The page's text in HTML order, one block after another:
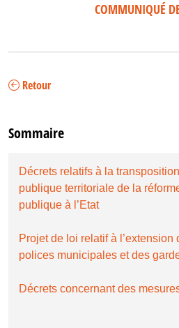
COMMUNIQUÉ
Retour
Sommaire
Décrets relatifs à la
publique territoriale de la
publique à l’Etat
Projet de loi relatif à
polices municipales et des
Décrets concernant des